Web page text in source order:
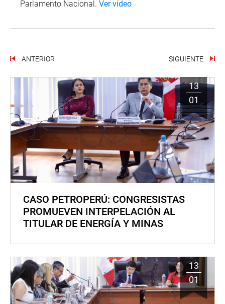
Parlamento Nacional. Ver vídeo
ANTERIOR SIGUIENTE
13
01
CASO PETROPERÚ: CONGRESISTAS
PROMUEVEN INTERPELACIÓN AL
TITULAR DE ENERGÍA Y MINAS
13
01